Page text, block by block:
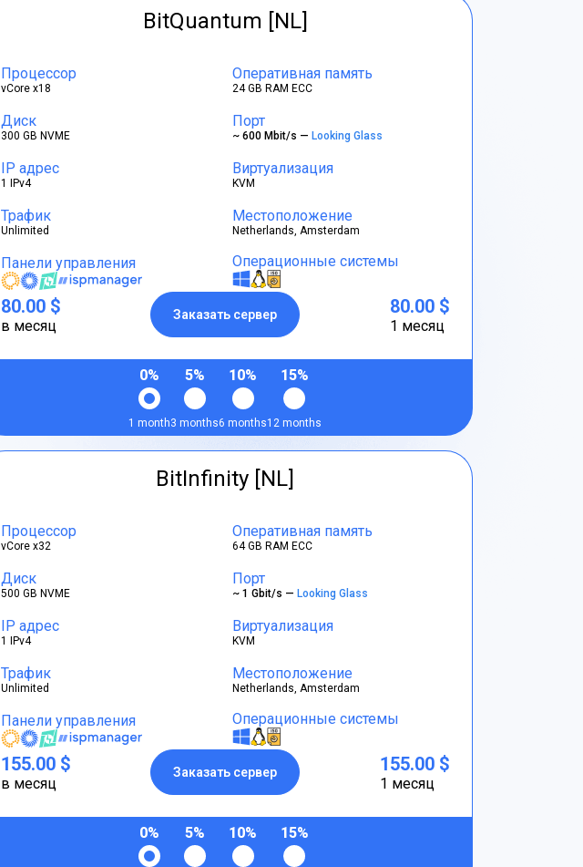
BitQuantum [NL]
Процессор
vCore x18
Оперативная память
24 GB RAM ECC
Диск
300 GB NVME
Порт
~ 600 Mbit/s —Looking Glass
IP адрес
1 IPv4
Виртуализация
KVM
Трафик
Unlimited
Местоположение
Netherlands, Amsterdam
Панели управления Операционные системы
80.00 $
в месяц
Заказать сервер 80.00 $
1 месяц
0%
1 month
5%
3 months
10%
6 months
15%
12 months
BitInfinity [NL]
Процессор
vCore x32
Оперативная память
64 GB RAM ECC
Диск
500 GB NVME
Порт
~ 1 Gbit/s —Looking Glass
IP адрес
1 IPv4
Виртуализация
KVM
Трафик
Unlimited
Местоположение
Netherlands, Amsterdam
Панели управления Операционные системы
155.00 $
в месяц
Заказать сервер 155.00 $
1 месяц
0% 5% 10% 15%